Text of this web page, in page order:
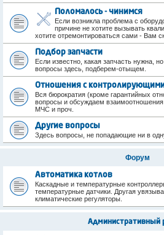
Поломалось - чинимся
Если возникла проблема с
причине не хотите вызывать
хотите отремонтироваться сами - Вам
Подбор запчасти
Если известно, какая запчасть нужна,
вопросы здесь, подберем-отыщем.
Отношения с
Вся бюрократия (кроме гарантийных
вопросы и обсуждаем
МЧС и проч.
Другие вопросы
Здесь вопросы, не попадающие ни в
Форум
Автоматика котлов
Каскадные и температурные
температурные датчики. Другая
климатические регуляторы.
Административный